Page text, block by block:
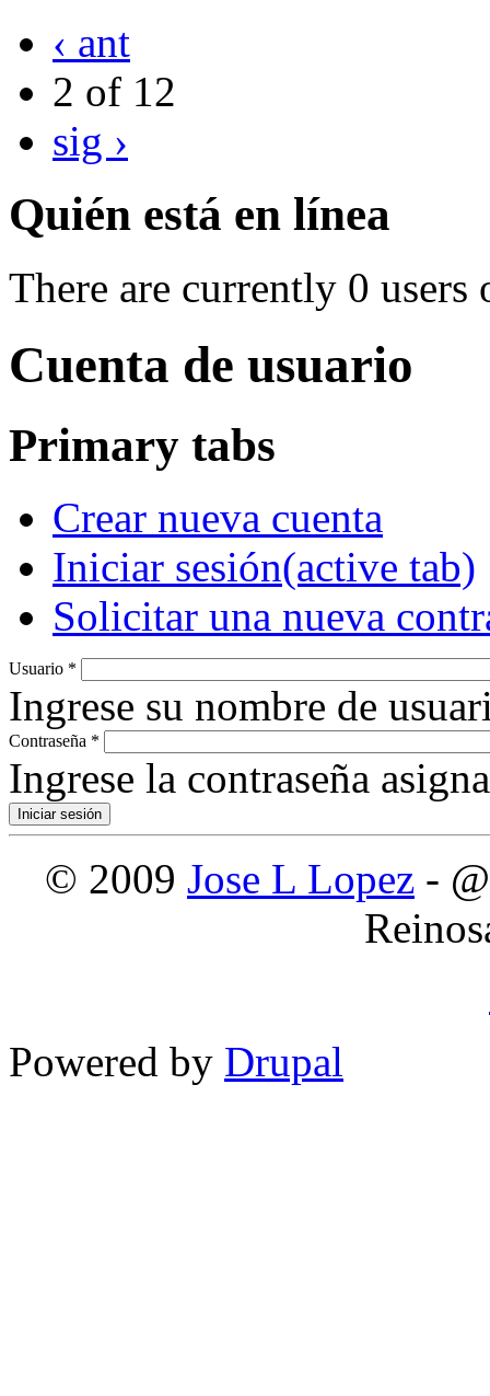
‹ ant
2 of 12
sig ›
Quién está en línea
There are currently 0 users
Cuenta de usuario
Primary tabs
Crear nueva cuenta
Iniciar sesión(active tab)
Solicitar una nueva
Usuario *
Ingrese su nombre de
Contraseña *
Ingrese la contraseña
© 2009 Jose L Lopez -
Powered by Drupal